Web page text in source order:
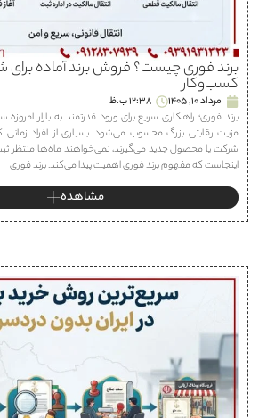
برند فوری چیست؟ فروش برند آماده برای
کسب‌وکار
مرداد 10, 1405
12:38 ب.ظ
برند فوری؛ راهکاری سریع برای ورود قدرتمند به بازار
مزیت رقابتی بزرگ محسوب می‌شود. بسیاری از افراد زمانی
شرکت یا محصول جدید می‌گیرند، نمی‌خواهند ماه‌ها منتظر
اینجاست که مفهوم برند فوری اهمیت پیدا می‌کند. برند فوری
مشاهده